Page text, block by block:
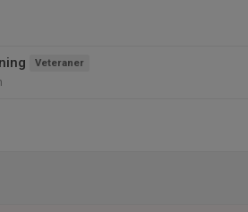
Veteraner